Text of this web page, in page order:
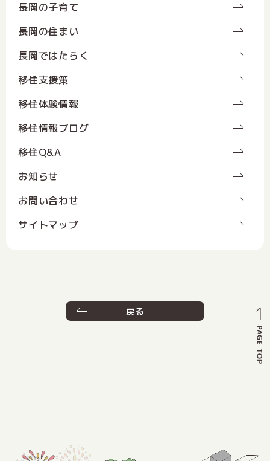
長岡の子育て
長岡の住まい
長岡ではたらく
移住支援策
移住体験情報
移住情報ブログ
移住Q&A
お知らせ
お問い合わせ
サイトマップ
戻る